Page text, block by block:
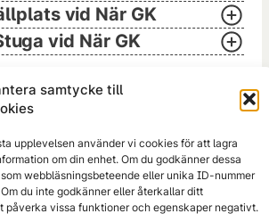
samtycke till
upplevelsen använder vi cookies för att lagra
om din enhet. Om du godkänner dessa
webbläsningsbeteende eller unika ID-nummer
du inte godkänner eller återkallar ditt
påverka vissa funktioner och egenskaper negativt.
vid När GK
vid När GK